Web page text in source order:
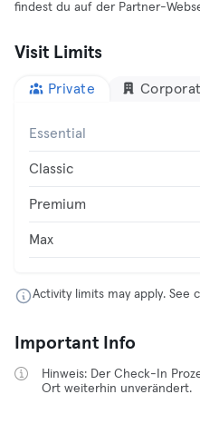
findest du auf der Partner-
Visit Limits
Private
Essential
Classic
Premium
Max
Activity limits may apply. See
Important Info
Hinweis: Der Check-In
Ort weiterhin unverändert.